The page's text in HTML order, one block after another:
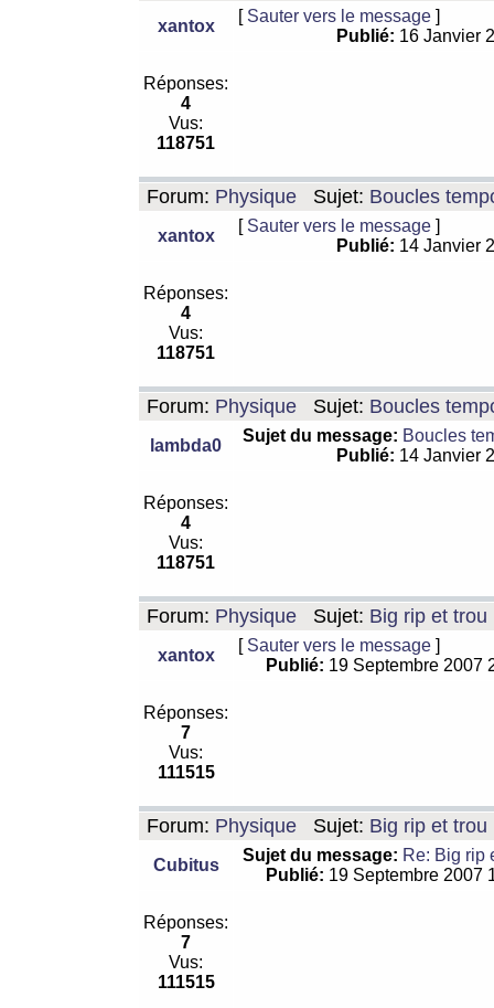
xantox
[ Sauter vers le message ]
Publié: 16 Janvier
Réponses:
4
Vus:
118751
Forum: Physique Sujet: Boucles
xantox
[ Sauter vers le message ]
Publié: 14 Janvier
Réponses:
4
Vus:
118751
Forum: Physique Sujet: Boucles
lambda0
Sujet du message: Boucles
Publié: 14 Janvier
Réponses:
4
Vus:
118751
Forum: Physique Sujet: Big rip et trou
xantox
[ Sauter vers le message ]
Publié: 19 Septembre 2007
Réponses:
7
Vus:
111515
Forum: Physique Sujet: Big rip et trou
Cubitus
Sujet du message: Re: Big rip
Publié: 19 Septembre 2007
Réponses:
7
Vus:
111515